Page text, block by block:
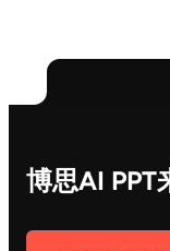
博思AI PPT